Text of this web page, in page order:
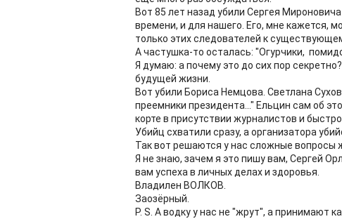
Вот 85 лет назад убили Сергея
времени, и для нашего. Его, мне кажется,
только этих следователей к
А частушка-то осталась: "Огурчики,
Я думаю: а почему это до сих пор
будущей жизни.
Вот убили Бориса Немцова. Светлана
преемники президента..." Ельцин сам об
корте в присутствии журналистов и
Убийц схватили сразу, а организатора
Так вот решаются у нас сложные вопросы
Я не знаю, зачем я это пишу вам, Сергей
вам успеха в личных делах и здоровья.
Владилен ВОЛКОВ.
Заозёрный.
P. S. А водку у нас не "жрут", а принимают